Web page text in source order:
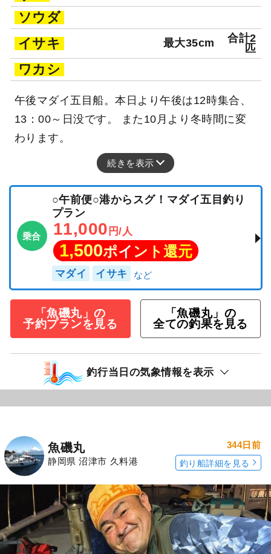
ソウダ
イサキ
最大35cm
合計2
匹
ワカシ
午後マダイ五目船。本日より午後は12時集合、
13：00～日没です。 また10月より冬時間に変
わります。
続きを表示
乗合
○午前便○港からスグ！マダイ五目釣り
プラン
11,000 円/人
1,500ポイント還元
マダイ イサキ
「魚磯丸」の
予約プランを見る
「魚磯丸」の
全ての釣果を見る
釣行当日の気象情報を表示
魚磯丸
静岡県 沼津市 久料港
344日前
釣り船詳細を見る